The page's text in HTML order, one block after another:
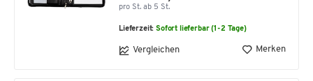
pro St. ab 5 St.
Lieferzeit:Sofort lieferbar (1-2 Tage)
Vergleichen Merken